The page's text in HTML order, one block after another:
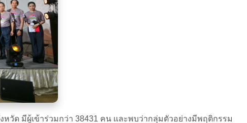
วัด มีผู้เข้าร่วมกว่า 38431 คน และพบว่ากลุ่มตัวอย่างมีพฤติกรรม